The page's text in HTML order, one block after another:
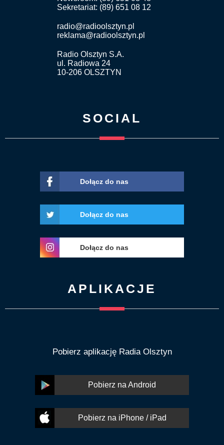
Sekretariat: (89) 651 08 12
radio@radioolsztyn.pl
reklama@radioolsztyn.pl
Radio Olsztyn S.A.
ul. Radiowa 24
10-206 OLSZTYN
SOCIAL
Dołącz do nas
Dołącz do nas
Dołącz do nas
APLIKACJE
Pobierz aplikację Radia Olsztyn
Pobierz na Android
Pobierz na iPhone / iPad